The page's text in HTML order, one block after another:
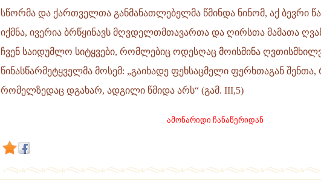
მის
წიაღში
განისვენებს
მაცხოვრის
კვართი,
ივერია
არის
სწორმა და ქართველთა განმანათლებელმა წმინდა ნინომ, აქ ბევრი
იქმნა, ივერია ბრწყინავს მღვდელთმთავართა და ღირსთა მამათა
ჩვენ საიდუმლო სიტყვები, რომლებიც ოდესღაც მოისმინა
წინასწარმეტყველმა მოსემ: „გაიხადე ფეხსაცმელი ფერხთაგან შენთა,
რომელზედაც დგახარ, ადგილი წმიდა არს“ (გამ. III,5)
ამონარიდი ჩანაწერიდან